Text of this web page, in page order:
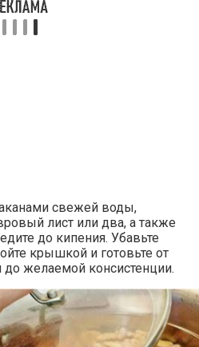
свежей воды,
лист или два, а также
до кипения. Убавьте
крышкой и готовьте от
до желаемой консистенции.